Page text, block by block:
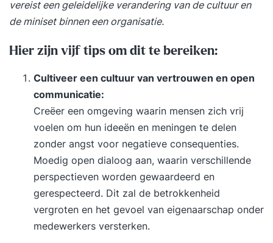
vereist een geleidelijke verandering van de cultuur en
de miniset binnen een organisatie.
Hier zijn vijf tips om dit te bereiken:
Cultiveer een cultuur van vertrouwen en open
communicatie:
Creëer een omgeving waarin mensen zich vrij
voelen om hun ideeën en meningen te delen
zonder angst voor negatieve consequenties.
Moedig open dialoog aan, waarin verschillende
perspectieven worden gewaardeerd en
gerespecteerd. Dit zal de betrokkenheid
vergroten en het gevoel van eigenaarschap onder
medewerkers versterken.